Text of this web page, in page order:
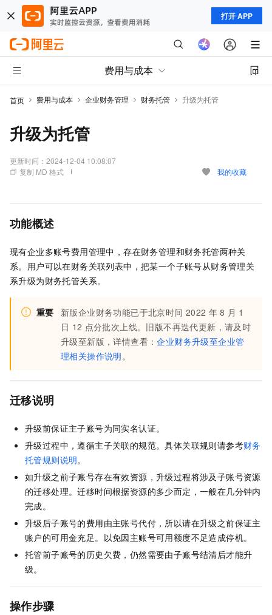
打开 APP
费用与成本
首页 费用与成本 企业财务管理 财务托管 升级为托管
升级为托管
更新时间： 2024-12-04 10:08:07
复制 MD 格式
我的收藏
功能概述
现有企业多账号费用管理中，存在财务管理和财务托管两种关
系。用户可以在财务关联列表中，把某一个子账号从财务管理关
系升级为财务托管关系。
重要 新版企业财务功能已于北京时间 2022 年 8 月 1
日 12 点分批次上线。旧版不再迭代更新，请及时
升级至新版，详情查看：企业财务升级至企业管
理相关操作说明。
迁移说明
升级前保证主子账号为同实名认证。
升级过程中，遵循主子关联的规范。具体关联规则请参考财务
托管规则说明。
如升级之前子账号存在有效资源，升级过程将涉及子账号资源
的迁移处理。迁移时间根据资源的多少而定，一般在几分钟内
完成。
升级后子账号的费用由主账号代付，所以请在升级之前保证主
账户的可用金充足。以免因主账号可用额度不足造成停机。
托管前子账号的历史欠费，仍然需要由子账号结清后才能升
级。
操作步骤